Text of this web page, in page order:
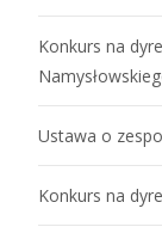
Konkurs na
Ustawa o
Konkurs na